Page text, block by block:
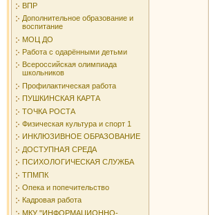
ВПР
Дополнительное образование и
воспитание
МОЦ ДО
Работа с одарёнными детьми
Всероссийская олимпиада
школьников
Профилактическая работа
ПУШКИНСКАЯ КАРТА
ТОЧКА РОСТА
Физическая культура и спорт 1
ИНКЛЮЗИВНОЕ ОБРАЗОВАНИЕ
ДОСТУПНАЯ СРЕДА
ПСИХОЛОГИЧЕСКАЯ СЛУЖБА
ТПМПК
Опека и попечительство
Кадровая работа
МКУ "ИНФОРМАЦИОННО-